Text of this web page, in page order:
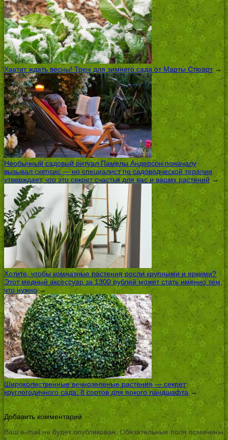
Хватит ждать весны! Трюк для зимнего сада от Марты Стюарт→
Необычный садовый ритуал Памелы Андерсон поначалу
вызывал скепсис — но специалист по садоводческой терапии
утверждает, что это секрет счастья для вас и ваших растений →
Хотите, чтобы комнатные растения росли крупными и яркими?
Этот медный аксессуар за 1300 рублей может стать именно тем,
что нужно→
Широколиственные вечнозеленые растения — секрет
круглогодичного сада: 8 сортов для яркого ландшафта →
Добавить комментарий
Ваш e-mail не будет опубликован. Обязательные поля помечены